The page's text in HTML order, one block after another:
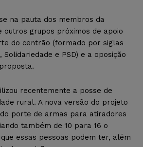
na pauta dos membros da
outros grupos próximos de apoio
do centrão (formado por siglas
Solidariedade e PSD) e a oposição
recentemente a posse de
rural. A nova versão do projeto
porte de armas para atiradores
também de 10 para 16 o
essas pessoas podem ter, além